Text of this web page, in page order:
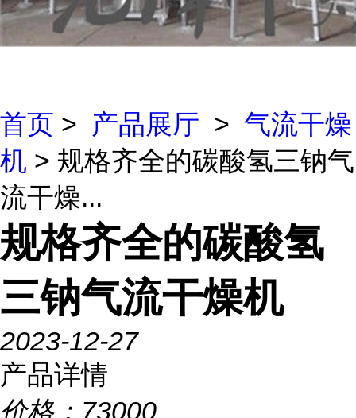
首页 > 产品展厅 > 气流干燥
机 > 规格齐全的碳酸氢三钠气
流干燥...
规格齐全的碳酸氢
三钠气流干燥机
2023-12-27
产品详情
价格： 73000